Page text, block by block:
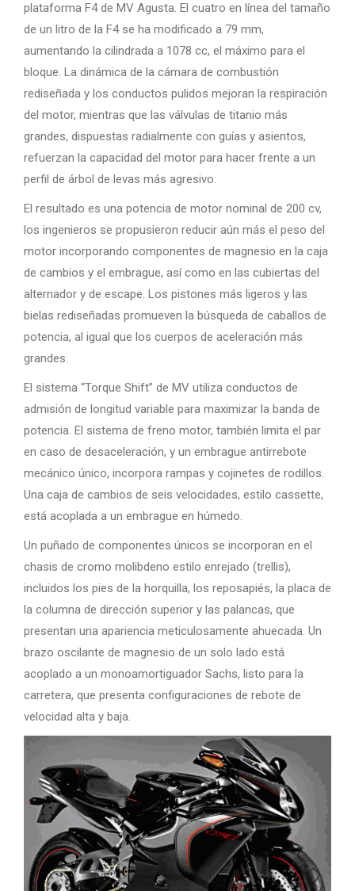
plataforma F4 de MV Agusta. El cuatro en línea del tamaño
de un litro de la F4 se ha modificado a 79 mm,
aumentando la cilindrada a 1078 cc, el máximo para el
bloque. La dinámica de la cámara de combustión
rediseñada y los conductos pulidos mejoran la respiración
del motor, mientras que las válvulas de titanio más
grandes, dispuestas radialmente con guías y asientos,
refuerzan la capacidad del motor para hacer frente a un
perfil de árbol de levas más agresivo.
El resultado es una potencia de motor nominal de 200 cv,
los ingenieros se propusieron reducir aún más el peso del
motor incorporando componentes de magnesio en la caja
de cambios y el embrague, así como en las cubiertas del
alternador y de escape. Los pistones más ligeros y las
bielas rediseñadas promueven la búsqueda de caballos de
potencia, al igual que los cuerpos de aceleración más
grandes.
El sistema “Torque Shift” de MV utiliza conductos de
admisión de longitud variable para maximizar la banda de
potencia. El sistema de freno motor, también limita el par
en caso de desaceleración, y un embrague antirrebote
mecánico único, incorpora rampas y cojinetes de rodillos.
Una caja de cambios de seis velocidades, estilo cassette,
está acoplada a un embrague en húmedo.
Un puñado de componentes únicos se incorporan en el
chasis de cromo molibdeno estilo enrejado (trellis),
incluidos los pies de la horquilla, los reposapiés, la placa de
la columna de dirección superior y las palancas, que
presentan una apariencia meticulosamente ahuecada. Un
brazo oscilante de magnesio de un solo lado está
acoplado a un monoamortiguador Sachs, listo para la
carretera, que presenta configuraciones de rebote de
velocidad alta y baja.